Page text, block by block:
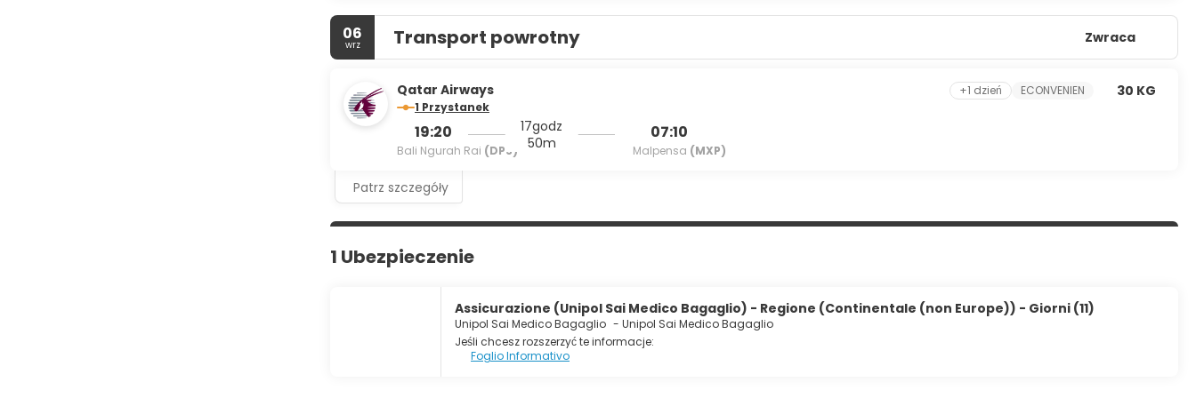
06
wrz Transport powrotny Zwraca
Qatar Airways
1 Przystanek
19:20
Bali Ngurah Rai (DPS)
17godz
50m
07:10
Malpensa (MXP)
+1 dzień ECONVENIEN 30 KG
Patrz szczegóły
1 Ubezpieczenie
Assicurazione (Unipol Sai Medico Bagaglio) - Regione (Continentale (non Europe)) - Giorni (11)
Unipol Sai Medico Bagaglio - Unipol Sai Medico Bagaglio
Jeśli chcesz rozszerzyć te informacje:
Foglio Informativo